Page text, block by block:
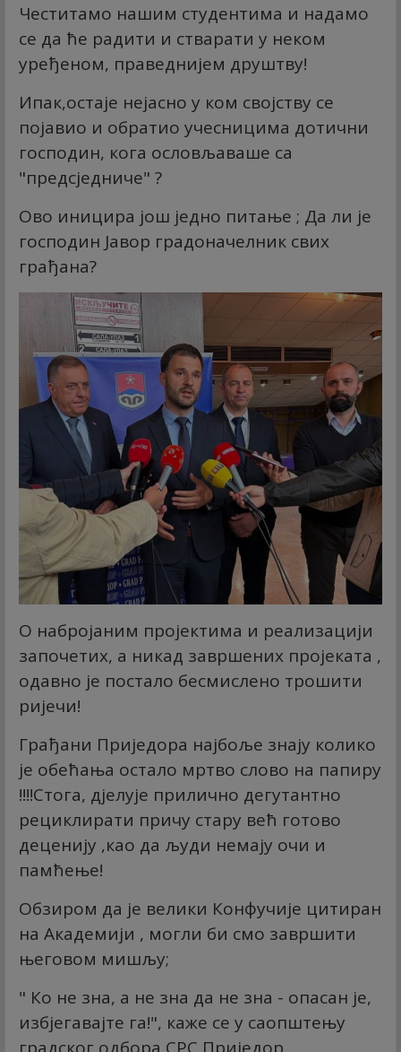
Честитамо нашим студентима и надамо
се да ће радити и стварати у неком
уређеном, праведнијем друштву!
Ипак,остаје нејасно у ком својству се
појавио и обратио учесницима дотични
господин, кога ословљаваше са
"предсједниче" ?
Ово иницира још једно питање ; Да ли је
господин Јавор градоначелник свих
грађана?
О набројаним пројектима и реализацији
започетих, а никад завршених пројеката ,
одавно је постало бесмислено трошити
ријечи!
Грађани Приједора најбоље знају колико
је обећања остало мртво слово на папиру
!!!!Стога, дјелује прилично дегутантно
рециклирати причу стару већ готово
деценију ,као да људи немају очи и
памћење!
Обзиром да је велики Конфучије цитиран
на Академији , могли би смо завршити
његовом мишљу;
" Ко не зна, а не зна да не зна - опасан је,
избјегавајте га!", каже се у саопштењу
градског одбора СРС Приједор.